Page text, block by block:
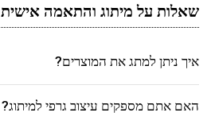
שאלות על מיתוג והתאמה אישית
איך ניתן למתג את המוצרים?
האם אתם מספקים עיצוב גרפי למיתוג?